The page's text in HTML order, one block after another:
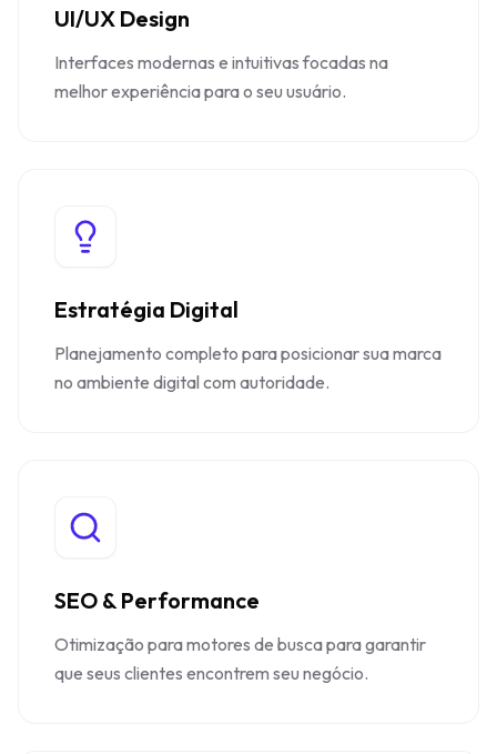
UI/UX Design
Interfaces modernas e intuitivas focadas na
melhor experiência para o seu usuário.
Estratégia Digital
Planejamento completo para posicionar sua marca
no ambiente digital com autoridade.
SEO & Performance
Otimização para motores de busca para garantir
que seus clientes encontrem seu negócio.